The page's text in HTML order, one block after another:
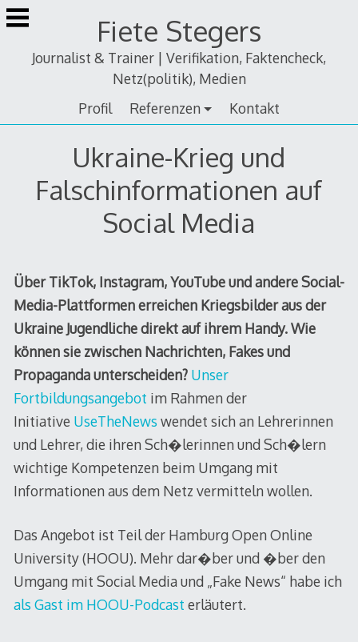
Zum
Inhalt
Fiete Stegers
Journalist & Trainer | Verifikation, Faktencheck,
Netz(politik), Medien
Profil
Referenzen Kontakt
Ukraine-Krieg und
Falschinformationen auf
Social Media
Über TikTok, Instagram, YouTube und andere Social-
Media-Plattformen erreichen Kriegsbilder aus der
Ukraine Jugendliche direkt auf ihrem Handy. Wie
können sie zwischen Nachrichten, Fakes und
Propaganda unterscheiden? Unser
Fortbildungsangebot im Rahmen der
Initiative UseTheNews wendet sich an Lehrerinnen
und Lehrer, die ihren Sch�lerinnen und Sch�lern
wichtige Kompetenzen beim Umgang mit
Informationen aus dem Netz vermitteln wollen.
Das Angebot ist Teil der Hamburg Open Online
University (HOOU). Mehr dar�ber und �ber den
Umgang mit Social Media und „Fake News“ habe ich
als Gast im HOOU-Podcast erläutert.